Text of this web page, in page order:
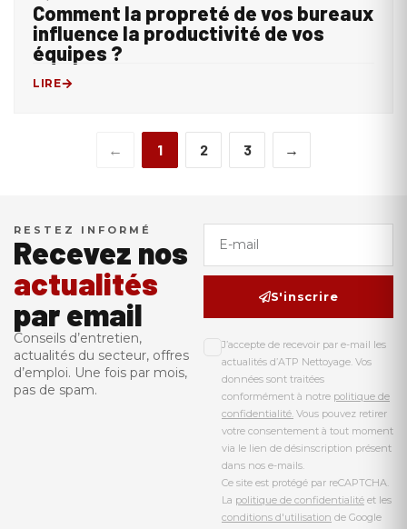
Comment la propreté de vos bureaux
influence la productivité de vos
équipes ?
LIRE
← 1 2 3 →
RESTEZ INFORMÉ
Recevez nos
actualités
par email
Conseils d’entretien,
actualités du secteur, offres
d’emploi. Une fois par mois,
pas de spam.
J’accepte de recevoir par e-mail les
actualités d’ATP Nettoyage. Vos
données sont traitées
conformément à notre politique de
confidentialité. Vous pouvez retirer
votre consentement à tout moment
via le lien de désinscription présent
dans nos e-mails.
Ce site est protégé par reCAPTCHA.
La politique de confidentialité et les
conditions d'utilisation de Google
S'inscrire